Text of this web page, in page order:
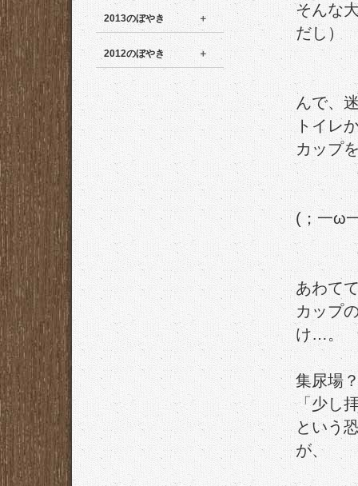
2013のぼやき
2012のぼやき
そんな
だし）
んで、
トイレ
カップ
(；一ω
あわて
カップ
け…。
集尿場
「少し
という
が、